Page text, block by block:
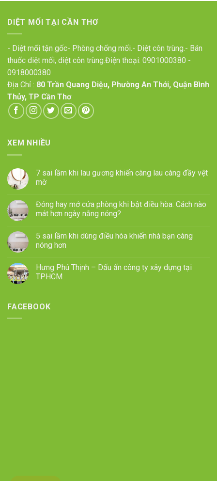
DIỆT MỐI TẠI CẦN THƠ
- Diệt mối tận gốc- Phòng chống mối.- Diệt côn trùng.- Bán
thuốc diệt mối, diệt côn trùng.Điện thoại: 0901000380 -
0918000380
Địa Chỉ : 80 Trần Quang Diệu, Phường An Thới, Quận Bình
Thủy, TP Cần Thơ
XEM NHIỀU
7 sai lầm khi lau gương khiến càng lau càng đầy vệt
mờ
Đóng hay mở cửa phòng khi bật điều hòa: Cách nào
mát hơn ngày nắng nóng?
5 sai lầm khi dùng điều hòa khiến nhà bạn càng
nóng hơn
Hưng Phú Thịnh – Dấu ấn công ty xây dựng tại
TPHCM
FACEBOOK